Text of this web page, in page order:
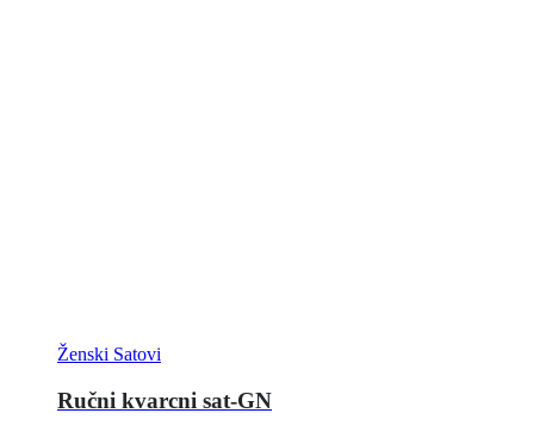
Ženski Satovi
Ručni kvarcni sat-GN